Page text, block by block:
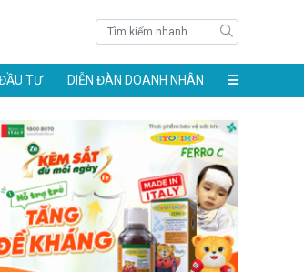
TƯ DIỄN ĐÀN DOANH NHÂN